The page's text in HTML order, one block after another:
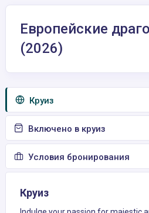
Европейские
(2026)
Круиз
Включено в круиз
Условия бронирования
Круиз